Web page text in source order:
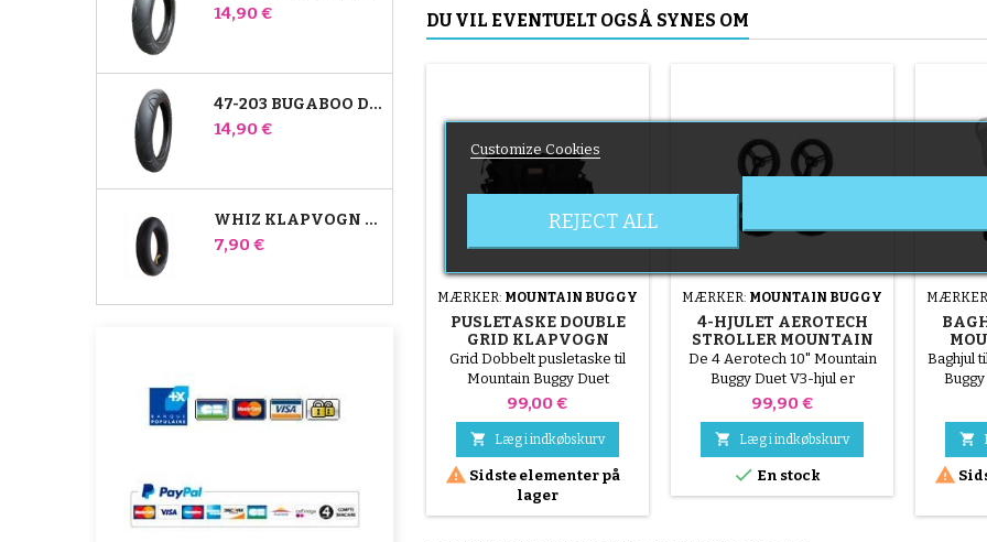
Pris
14,90 €
47-203 BUGABOO DONKEY KLAPVOGNSKOMPATIBELT DÆK - TIL BAGHJULET
Pris
14,90 €
WHIZ KLAPVOGN BAGERSTE INDRE RØR RED CASTLE
Pris
7,90 €
DU VIL EVENTUELT OGSÅ SYNES OM
MÆRKER: MOUNTAIN BUGGY
PUSLETASKE DOUBLE
GRID KLAPVOGN
MOUNTAIN BUGGY DUET
Grid Dobbelt pusletaske til
Mountain Buggy Duet
klapvogn
Pris
99,00 €
 Læg i indkøbskurv
 Sidste elementer på
lager
MÆRKER: MOUNTAIN BUGGY
4-HJULET AEROTECH
STROLLER MOUNTAIN
BUGGY DUET V3
De 4 Aerotech 10" Mountain
Buggy Duet V3-hjul er
punkteringssikre, lette og
komfortable og er designet til
at erstatte de originale hjul på
din dobbeltklapvogn. Takket
være deres hybrid EVA +
gummiteknologi giver de
Pris
99,90 €
 Læg i indkøbskurv
 En stock
Baghjul


Customize Cookies
REJECT ALL